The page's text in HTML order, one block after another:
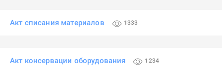
Акт списания материалов 1333
Акт консервации оборудования 1234